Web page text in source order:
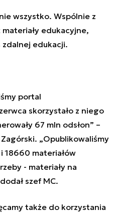
wszystko. Wspólnie z
edukacyjne,
edukacji.
portal
skorzystało z niego
67 mln odsłon” –
„Opublikowaliśmy
18660 materiałów
- materiały na
szef MC.
także do korzystania